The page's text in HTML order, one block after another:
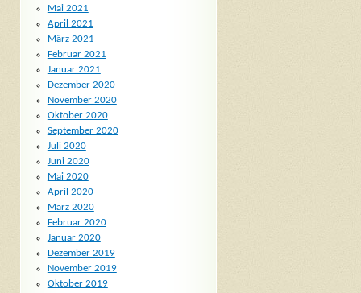
Mai 2021
April 2021
März 2021
Februar 2021
Januar 2021
Dezember 2020
November 2020
Oktober 2020
September 2020
Juli 2020
Juni 2020
Mai 2020
April 2020
März 2020
Februar 2020
Januar 2020
Dezember 2019
November 2019
Oktober 2019